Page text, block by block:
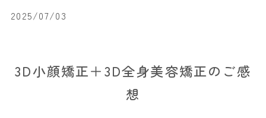
2025/07/03
3D小顔矯正＋3D全身美容矯正のご感
想